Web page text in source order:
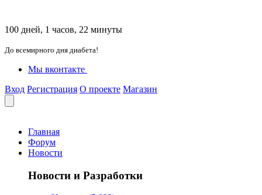
100 дней, 1 часов, 22 минуты
До всемирного дня диабета!
Мы вконтакте
Вход Регистрация О проекте Магазин
Главная
Форум
Новости
Новости и Разработки